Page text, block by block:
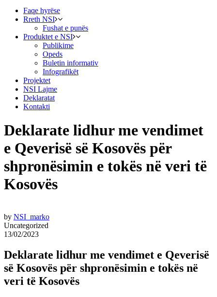
Faqe hyrëse
Rreth NSI
Fushat e punës
Produktet e NSI
Publikime
Opeds
Buletin informativ
Infografikët
Projektet
NSI Lajme
Deklaratat
Kontakti
Deklarate lidhur me vendimet
e Qeverisë së Kosovës për
shpronësimin e tokës në veri të
Kosovës
by NSI_marko
Uncategorized
13/02/2023
Deklarate lidhur me vendimet e Qeverisë
së Kosovës për shpronësimin e tokës në
veri të Kosovës